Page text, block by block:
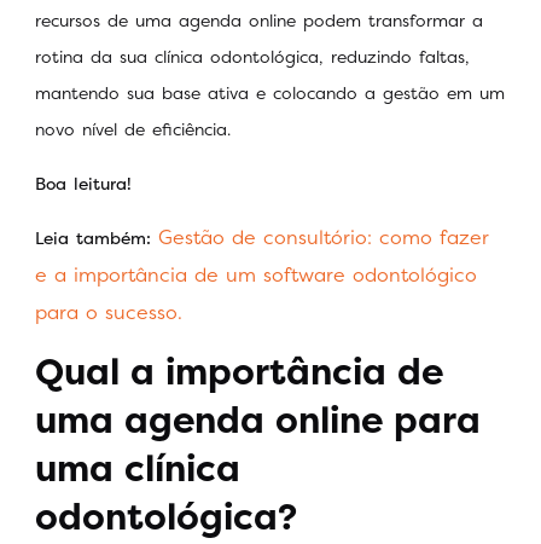
recursos de uma agenda online podem transformar a
rotina da sua clínica odontológica, reduzindo faltas,
mantendo sua base ativa e colocando a gestão em um
novo nível de eficiência.
Boa leitura!
Leia também: Gestão de consultório: como fazer
e a importância de um software odontológico
para o sucesso.
Qual a importância de
uma agenda online para
uma clínica
odontológica?